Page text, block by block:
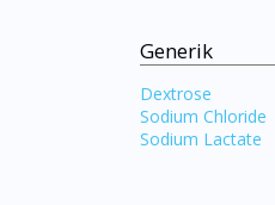
Generik
Dextrose
Sodium Chloride
Sodium Lactate